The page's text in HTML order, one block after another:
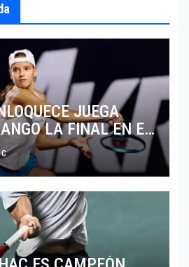
JUEGA
LA FINAL EN EL